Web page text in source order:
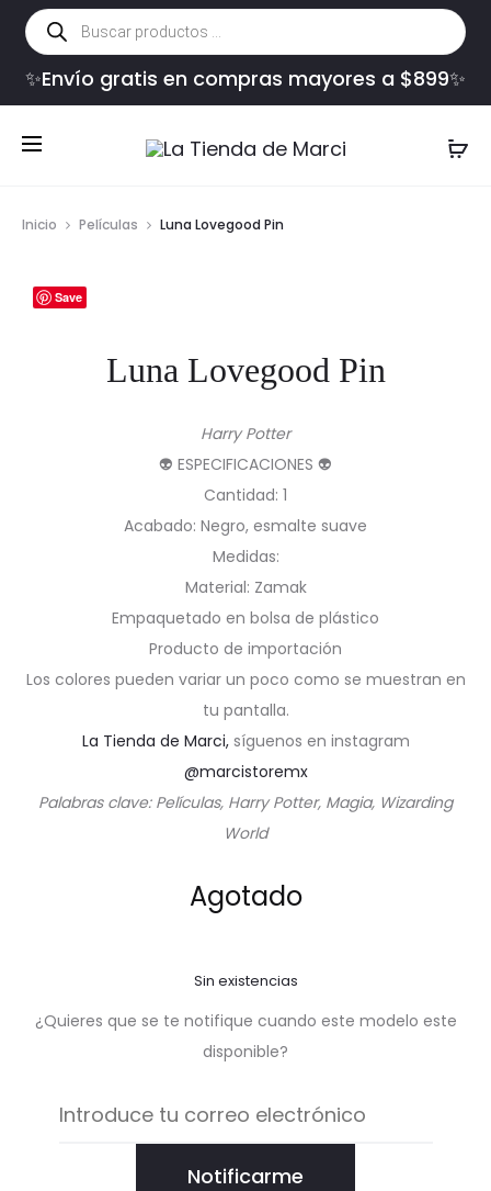
Búsqueda
de
productos
✨Envío gratis en compras mayores a $899✨
Inicio Películas Luna Lovegood Pin
Save
Luna Lovegood Pin
Harry Potter
👽 ESPECIFICACIONES 👽
Cantidad: 1
Acabado: Negro, esmalte suave
Medidas:
Material: Zamak
Empaquetado en bolsa de plástico
Producto de importación
Los colores pueden variar un poco como se muestran en
tu pantalla.
La Tienda de Marci, síguenos en instagram
@marcistoremx
Palabras clave: Películas, Harry Potter, Magia, Wizarding
World
Agotado
Sin existencias
¿Quieres que se te notifique cuando este modelo este
disponible?
Notificarme